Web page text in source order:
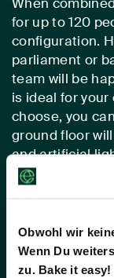
Obwohl wir
Wenn Du
zu. Bake it easy!
for up to 120
configuration.
parliament or
team will be
is ideal for
choose, you
ground floor
and artificial
time.